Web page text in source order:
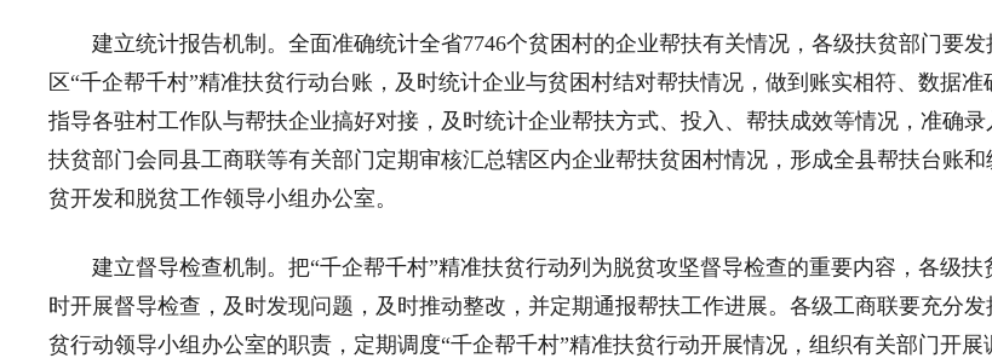
建立统计报告机制。全面准确统计全省7746个贫困村的企业帮扶有关情况，各级扶贫部门要发
区“千企帮千村”精准扶贫行动台账，及时统计企业与贫困村结对帮扶情况，做到账实相符、数据准
指导各驻村工作队与帮扶企业搞好对接，及时统计企业帮扶方式、投入、帮扶成效等情况，准确
扶贫部门会同县工商联等有关部门定期审核汇总辖区内企业帮扶贫困村情况，形成全县帮扶台账
贫开发和脱贫工作领导小组办公室。
建立督导检查机制。把“千企帮千村”精准扶贫行动列为脱贫攻坚督导检查的重要内容，各级扶
时开展督导检查，及时发现问题，及时推动整改，并定期通报帮扶工作进展。各级工商联要充分发
贫行动领导小组办公室的职责，定期调度“千企帮千村”精准扶贫行动开展情况，组织有关部门开